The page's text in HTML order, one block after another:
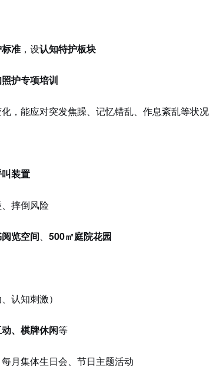
准 ，设认知特护板块
护专项培训
，能应对突发焦躁、记忆错乱、作息紊乱等状况
装置
摔倒风险
览空间、 500㎡庭院花园
认知刺激）
、棋牌休闲等
月集体生日会、节日主题活动